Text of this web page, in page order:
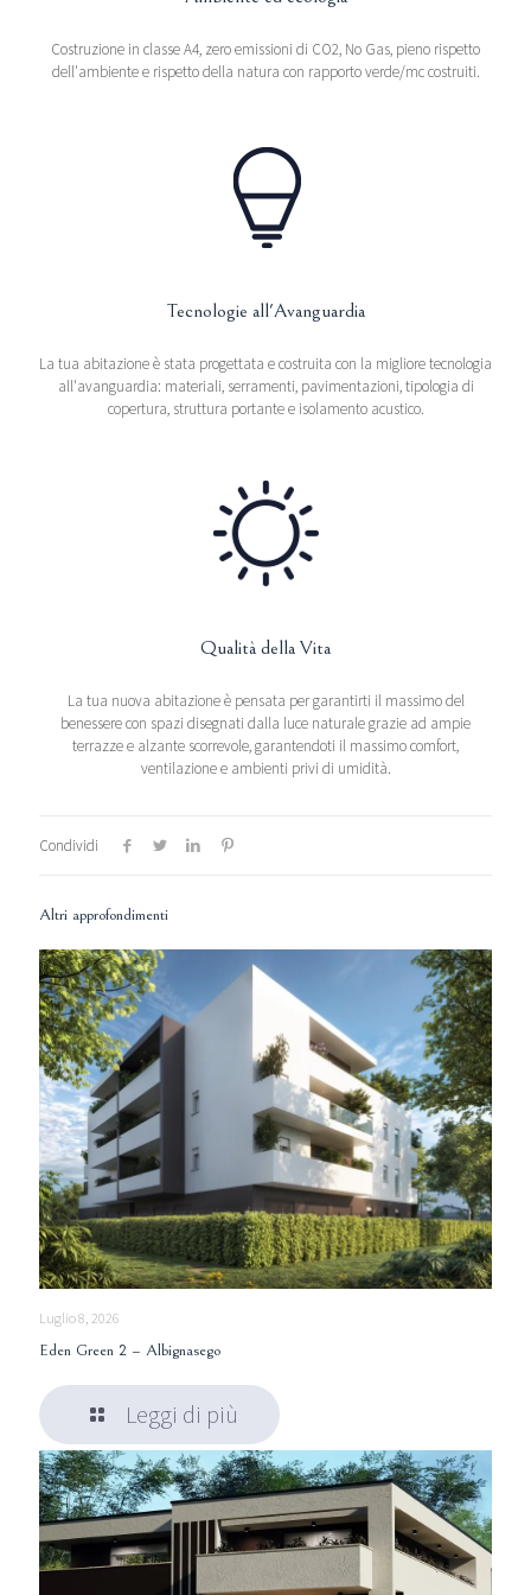
Costruzione in classe A4, zero emissioni di CO2, No Gas, pieno rispetto
dell'ambiente e rispetto della natura con rapporto verde/mc costruiti.
Tecnologie all'Avanguardia
La tua abitazione è stata progettata e costruita con la migliore tecnologia
all'avanguardia: materiali, serramenti, pavimentazioni, tipologia di
copertura, struttura portante e isolamento acustico.
Qualità della Vita
La tua nuova abitazione è pensata per garantirti il massimo del
benessere con spazi disegnati dalla luce naturale grazie ad ampie
terrazze e alzante scorrevole, garantendoti il massimo comfort,
ventilazione e ambienti privi di umidità.
Condividi
Altri approfondimenti
Luglio 8, 2026
Eden Green 2 – Albignasego
Leggi di più